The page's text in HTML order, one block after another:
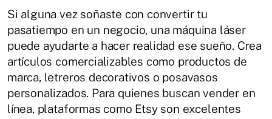
Si alguna vez soñaste con convertir tu
pasatiempo en un negocio, una máquina láser
puede ayudarte a hacer realidad ese sueño. Crea
artículos comercializables como productos de
marca, letreros decorativos o posavasos
personalizados. Para quienes buscan vender en
línea, plataformas como Etsy son excelentes